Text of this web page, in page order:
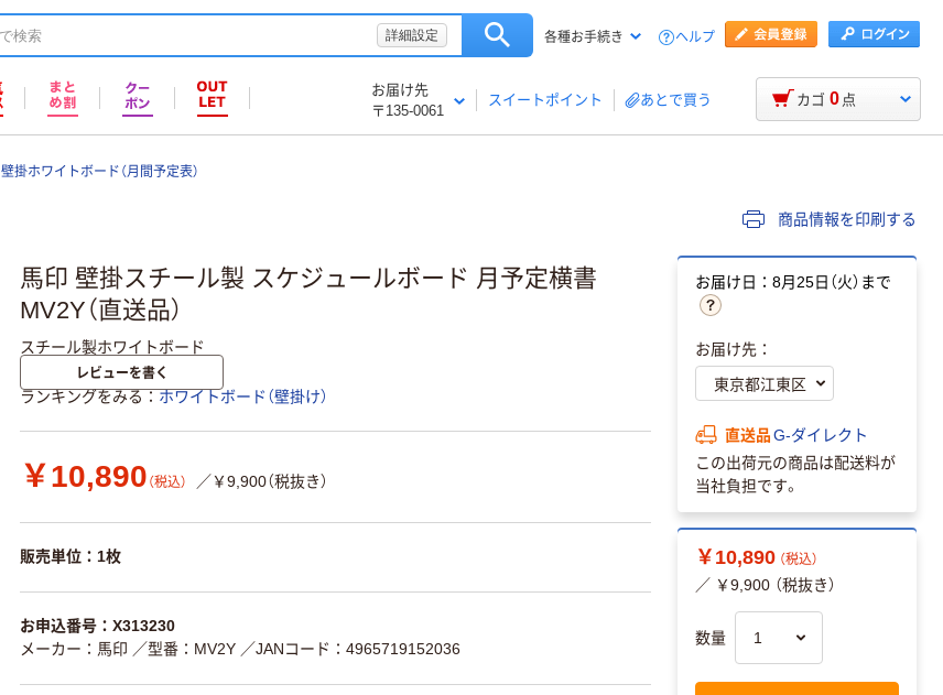
詳細設定 各種お手続き ヘルプ
お届け先
〒135-0061
スイートポイント あとで買う カゴ 0 点
壁掛ホワイトボード（月間予定表）
商品情報を印刷する
馬印 壁掛スチール製 スケジュールボード 月予定横書
MV2Y（直送品）
スチール製ホワイトボード
レビューを書く
ランキングをみる ホワイトボード（壁掛け）
￥10,890 （税込） ／￥9,900（税抜き）
販売単位：1枚
お申込番号：X313230
メーカー：馬印 ／型番：MV2Y ／JANコード：4965719152036
お届け日：8月25日（火）まで
お届け先：
直送品G-ダイレクト
この出荷元の商品は配送料が
当社負担です。
￥10,890 （税込）
／ ￥9,900 （税抜き）
数量